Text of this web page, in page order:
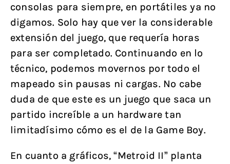
consolas para siempre, en portátiles ya no
digamos. Solo hay que ver la considerable
extensión del juego, que requería horas
para ser completado. Continuando en lo
técnico, podemos movernos por todo el
mapeado sin pausas ni cargas. No cabe
duda de que este es un juego que saca un
partido increíble a un hardware tan
limitadísimo cómo es el de la Game Boy.
En cuanto a gráficos, “Metroid II” planta